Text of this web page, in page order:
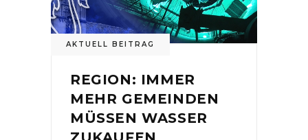
AKTUELL BEITRAG
REGION: IMMER
MEHR GEMEINDEN
MÜSSEN WASSER